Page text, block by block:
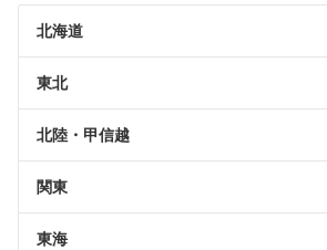
北海道
東北
北陸・甲信越
関東
東海